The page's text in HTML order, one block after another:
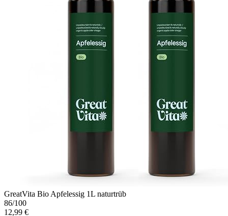
GreatVita Bio Apfelessig 1L naturtrüb
86/100
12,99 €